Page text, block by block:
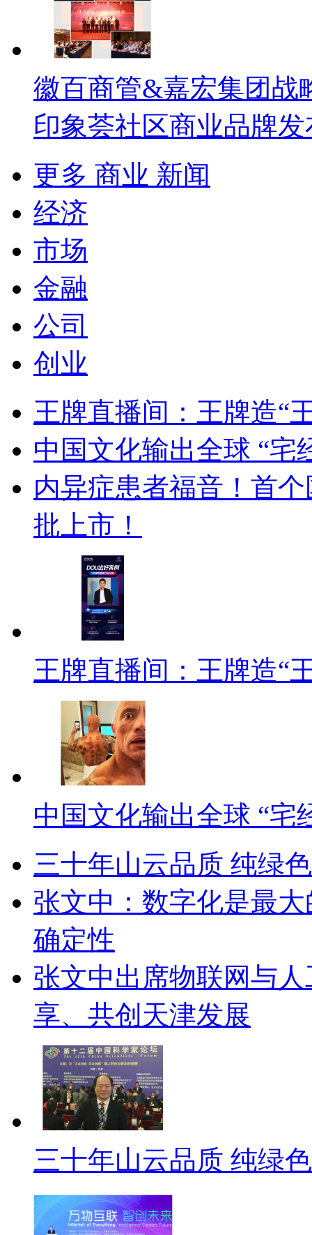
徽百商管&嘉宏集团战
印象荟社区商业品牌
更多 商业 新闻
经济
市场
金融
公司
创业
王牌直播间：王牌造“
中国文化输出全球 “宅
内异症患者福音！首
批上市！
王牌直播间：王牌造“
中国文化输出全球 “宅
三十年山云品质 纯绿
张文中：数字化是最
确定性
张文中出席物联网与
享、共创天津发展
三十年山云品质 纯绿